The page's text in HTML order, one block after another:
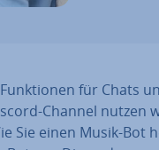
für Chats
Channel nutzen
Sie einen Musik-Bot